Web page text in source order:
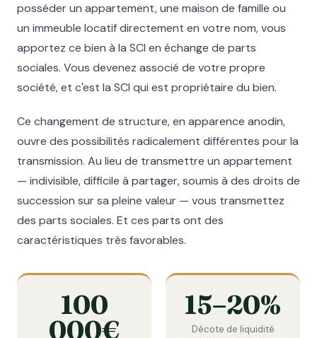
posséder un appartement, une maison de famille ou
un immeuble locatif directement en votre nom, vous
apportez ce bien à la SCI en échange de parts
sociales. Vous devenez associé de votre propre
société, et c'est la SCI qui est propriétaire du bien.
Ce changement de structure, en apparence anodin,
ouvre des possibilités radicalement différentes pour la
transmission. Au lieu de transmettre un appartement
— indivisible, difficile à partager, soumis à des droits de
succession sur sa pleine valeur — vous transmettez
des parts sociales. Et ces parts ont des
caractéristiques très favorables.
100
000€
15–20%
Décote de liquidité